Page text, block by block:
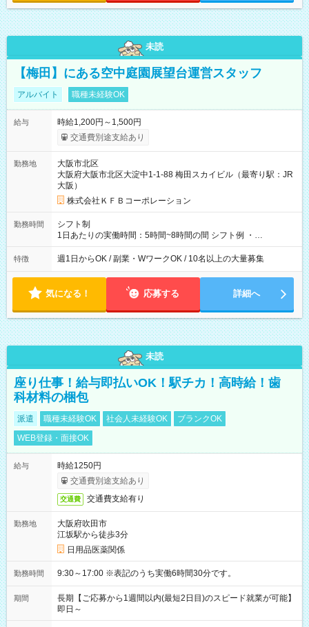
未読
【梅田】にある空中庭園展望台運営スタッフ
アルバイト 職種未経験OK
給与
時給1,200円～1,500円
交通費別途支給あり
勤務地
大阪市北区
大阪府大阪市北区大淀中1-1-88 梅田スカイビル（最寄り駅：JR
大阪）
株式会社ＫＦＢコーポレーション
勤務時間
シフト制
1日あたりの実働時間：5時間~8時間の間 シフト例 ・
9:30~18:00 実働7.5時間 ・9:30~14:30 実働5時間 ・
16:00~21:30 実働5.5時間
特徴 週1日からOK / 副業・WワークOK / 10名以上の大量募集
気になる！ 応募する 詳細へ
未読
座り仕事！給与即払いOK！駅チカ！高時給！歯
科材料の梱包
派遣 職種未経験OK 社会人未経験OK
ブランクOK
WEB登録・面接OK
給与
時給1250円
交通費別途支給あり
交通費 交通費支給有り
勤務地
大阪府吹田市
江坂駅から徒歩3分
日用品医薬関係
勤務時間 9:30～17:00 ※表記のうち実働6時間30分です。
期間
長期【ご応募から1週間以内(最短2日目)のスピード就業が可能】
即日～